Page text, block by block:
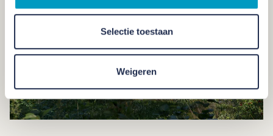
Selectie toestaan
Weigeren